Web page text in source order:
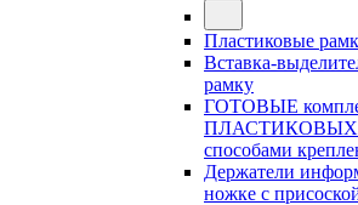
Пластиковые
Вставка-
рамку
ГОТОВЫЕ
ПЛАСТИКОВЫХ
способами
Держатели
ножке с